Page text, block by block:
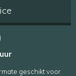
geschikt voor